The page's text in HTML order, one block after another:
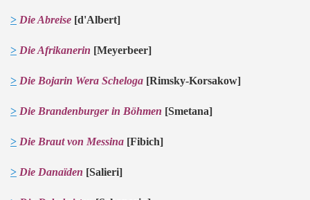
> Die Abreise [d'Albert]
> Die Afrikanerin [Meyerbeer]
> Die Bojarin Wera Scheloga [Rimsky-Korsakow]
> Die Brandenburger in Böhmen [Smetana]
> Die Braut von Messina [Fibich]
> Die Danaïden [Salieri]